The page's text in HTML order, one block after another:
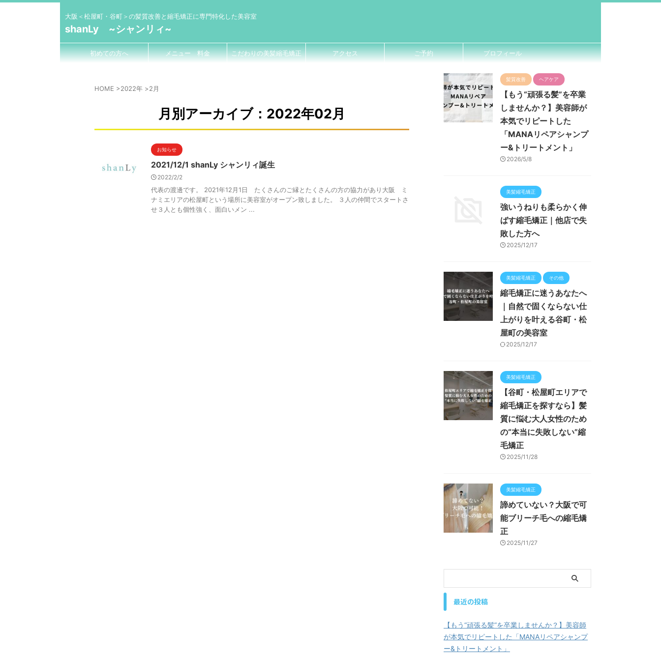
大阪＜松屋町・谷町＞の髪質改善と縮毛矯正に専門特化した美容室
shanLy ~シャンリィ~
初めての方へ メニュー 料金 こだわりの美髪縮毛矯正 アクセス ご予約 プロフィール
HOME >2022年 >2月
月別アーカイブ：2022年02月
お知らせ
2021/12/1 shanLy シャンリィ誕生
2022/2/2
代表の渡邊です。 2021年12月1日 たくさんのご縁とたくさんの方の協力があり大阪 ミ
ナミエリアの松屋町という場所に美容室がオープン致しました。 ３人の仲間でスタートさ
せ３人とも個性強く、面白いメン ...
髪質改善 ヘアケア
【もう“頑張る髪”を卒業
しませんか？】美容師が
本気でリピートした
「MANAリペアシャンプ
ー&トリートメント」
2026/5/8
美髪縮毛矯正
強いうねりも柔らかく伸
ばす縮毛矯正｜他店で失
敗した方へ
2025/12/17
美髪縮毛矯正 その他
縮毛矯正に迷うあなたへ
｜自然で固くならない仕
上がりを叶える谷町・松
屋町の美容室
2025/12/17
美髪縮毛矯正
【谷町・松屋町エリアで
縮毛矯正を探すなら】髪
質に悩む大人女性のため
の“本当に失敗しない”縮
毛矯正
2025/11/28
美髪縮毛矯正
諦めていない？大阪で可
能ブリーチ毛への縮毛矯
正
2025/11/27
最近の投稿
【もう“頑張る髪”を卒業しませんか？】美容師
が本気でリピートした「MANAリペアシャンプ
ー&トリートメント」